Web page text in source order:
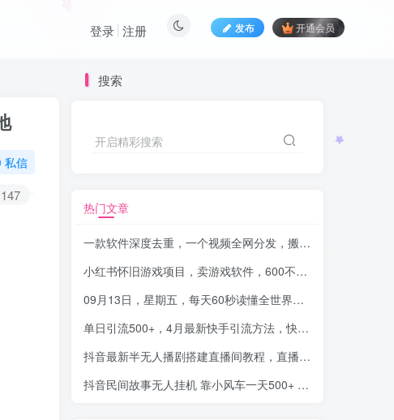
发布 开通会员
登录 注册
私信
147
搜索
开启精彩搜索
热门文章
一款软件深度去重，一个视频全网分发，搬运轻松月入过万
小红书怀旧游戏项目，卖游戏软件，600不到的粉丝变现2.7W
09月13日，星期五，每天60秒读懂全世界！-品小先项目发源地
单日引流500+，4月最新快手引流方法，快手暗示类型引流
抖音最新半无人播剧搭建直播间教程，直播间礼物，挂小程序卖电话卡
抖音民间故事无人挂机 靠小风车一天500+ 小白也能操作